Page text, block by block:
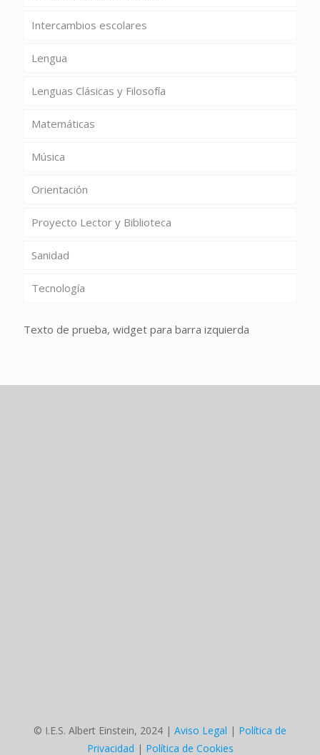
Intercambios escolares
Lengua
Lenguas Clásicas y Filosofía
Matemáticas
Música
Orientación
Proyecto Lector y Biblioteca
Sanidad
Tecnología
Texto de prueba, widget para barra izquierda
© I.E.S. Albert Einstein, 2024 | Aviso Legal | Política de
Privacidad | Política de Cookies